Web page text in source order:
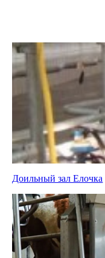
Доильный зал Елочка